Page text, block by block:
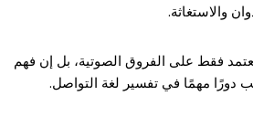
والاستغاثة.
فقط على الفروق الصوتية، بل إن فهم
دورًا مهمًا في تفسير لغة التواصل.